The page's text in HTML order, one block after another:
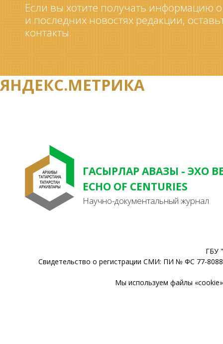
Если вы хотите получать информацию
и последних новостях редакции,
контакты.
ЯНДЕКС.МЕТРИКА
ГАСЫРЛАР АВАЗЫ - ЭХО
ECHO OF CENTURIES
Научно-документальный журнал
ГБУ
Свидетельство о регистрации СМИ: ПИ № ФС 77-
Мы используем файлы «cookie»